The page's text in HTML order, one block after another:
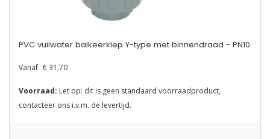
PVC vuilwater balkeerklep Y-type met binnendraad - PN10
Vanaf € 31,70
Voorraad: Let op: dit is geen standaard voorraadproduct,
contacteer ons i.v.m. de levertijd.